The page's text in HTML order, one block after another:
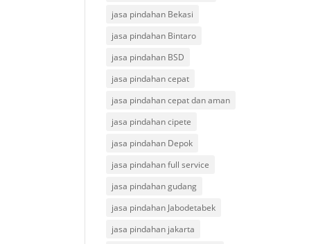
jasa pindahan Bekasi
jasa pindahan Bintaro
jasa pindahan BSD
jasa pindahan cepat
jasa pindahan cepat dan aman
jasa pindahan cipete
jasa pindahan Depok
jasa pindahan full service
jasa pindahan gudang
jasa pindahan Jabodetabek
jasa pindahan jakarta